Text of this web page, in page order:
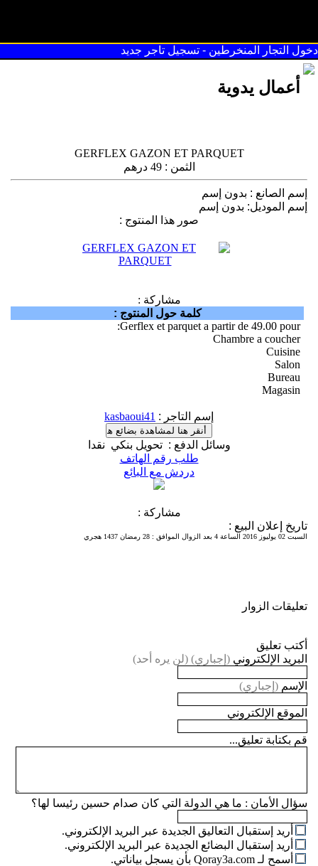
دخول التجار المنخرطين - تسجيل تاجر جديد
أعمال يدوية
GERFLEX GAZON ET PARQUET
الثمن : 49 درهم
إسم الصانع : بدون إسم
إسم الموديل: بدون إسم
صور هذا المنتوج :
مشاركة :
كلمة حول المنتوج :
Gerflex et parquet a partir de 49.00 pour:
Chambre a coucher
Cuisine
Salon
Bureau
Magasin
إسم التاجر :
kasbaoui41
وسائل الدفع : تحويل بنكي نقدا
طلب رقم الهاتف
دردش مع البائع
مشاركة :
تاريخ إعلان البيع :
السبت 02 يوليوز 2016 الساعة 4 بعد الزوال الموافق :
تعليقات الزوار
أكتب تعليق
البريد الإلكتروني (إجباري) (لن يره أحد)
الإسم (إجباري)
الموقع الإلكتروني
قم بكتابة تعليق...
سؤال الأمان : ما هي الدولة التي كان صدام حسين رئيسا لها؟
أريد إستقبال التعاليق الجديدة عبر البريد الإلكتروني.
أريد إستقبال البضائع الجديدة عبر البريد الإلكتروني.
أسمح لـ Qoray3a.com بأن يسجل بياناتي.